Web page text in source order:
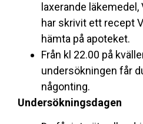
laxerande
har skrivit ett recept
hämta på apoteket.
Från kl 22.00 på
undersökningen får
någonting.
Undersökningsdagen